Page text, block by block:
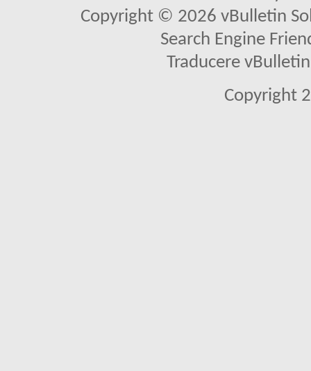
Copyright © 2026 vBulletin
Search Engine
Traducere
Copyright